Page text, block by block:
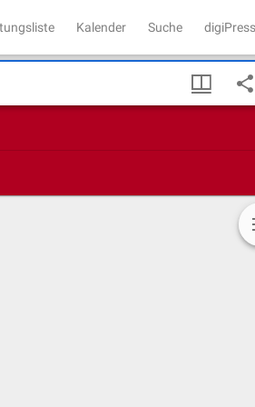
Kalender Suche digiPress